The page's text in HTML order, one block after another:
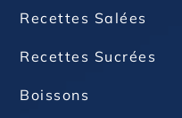
Recettes Salées
Recettes Sucrées
Boissons